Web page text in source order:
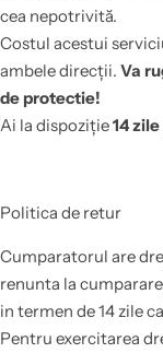
cea nepotrivită.
Costul acestui
ambele direcții. Va
de protectie!
Ai la dispoziție14
Politica de retur
Cumparatorul are
renunta la
in termen de 14 zile
Pentru exercitarea